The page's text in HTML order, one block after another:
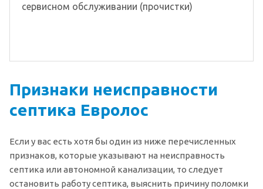
сервисном обслуживании (прочистки)
Признаки неисправности
септика Евролос
Если у вас есть хотя бы один из ниже перечисленных
признаков, которые указывают на неисправность
септика или автономной канализации, то следует
остановить работу септика, выяснить причину поломки